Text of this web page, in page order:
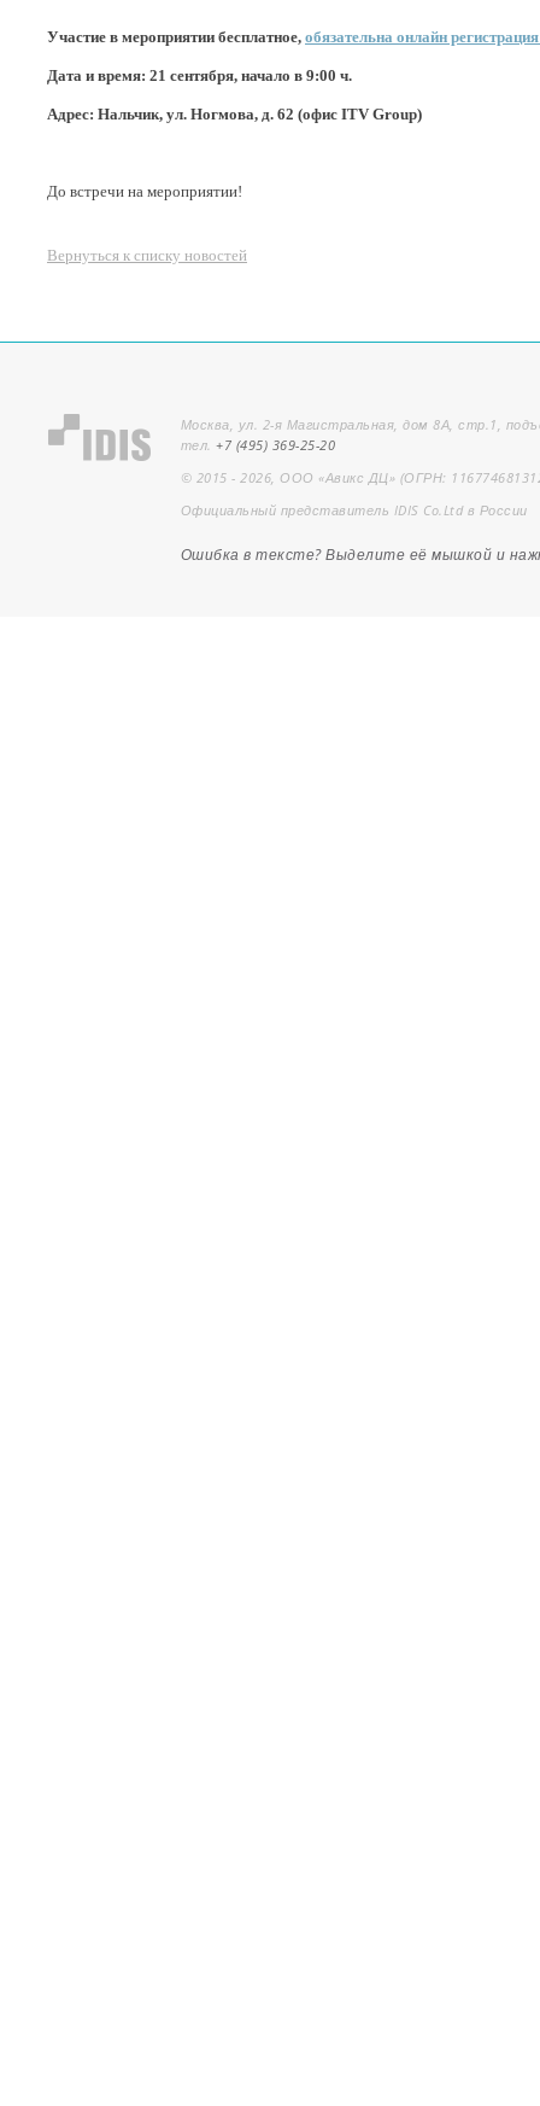
Участие в мероприятии бесплатное, обязательна онлайн
Дата и время: 21 сентября, начало в 9:00 ч.
Адрес: Нальчиĸ, ул. Ногмова, д. 62 (офис ITV Group)
До встречи на мероприятии!
Вернуться к списку новостей
Москва, ул. 2-я Магистральная, дом 8А, стр.1,
тел.+7 (495) 369-25-20
© 2015 - 2026, ООО «Авикс ДЦ» (ОГРН:
Официальный представитель IDIS Co.Ltd в России
Ошибка в тексте? Выделите её мышкой и